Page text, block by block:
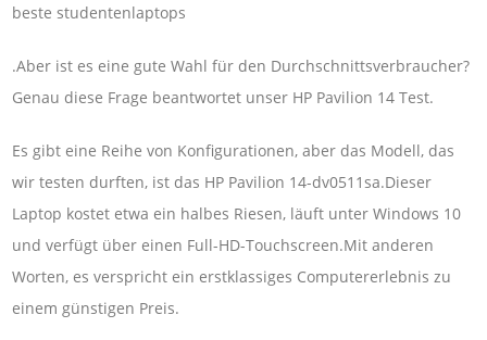
beste studentenlaptops
.Aber ist es eine gute Wahl für den Durchschnittsverbraucher?
Genau diese Frage beantwortet unser HP Pavilion 14 Test.
Es gibt eine Reihe von Konfigurationen, aber das Modell, das
wir testen durften, ist das HP Pavilion 14-dv0511sa.Dieser
Laptop kostet etwa ein halbes Riesen, läuft unter Windows 10
und verfügt über einen Full-HD-Touchscreen.Mit anderen
Worten, es verspricht ein erstklassiges Computererlebnis zu
einem günstigen Preis.